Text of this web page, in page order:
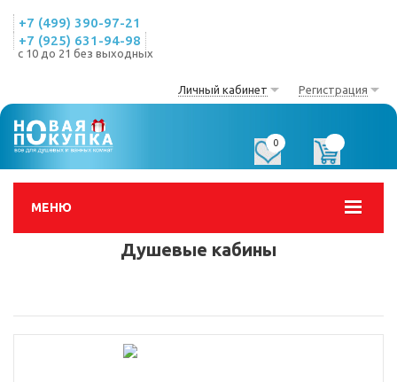
+7 (499) 390-97-21
+7 (925) 631-94-98
с 10 до 21 без выходных
Личный кабинет Регистрация
МЕНЮ
0
Душевые кабины